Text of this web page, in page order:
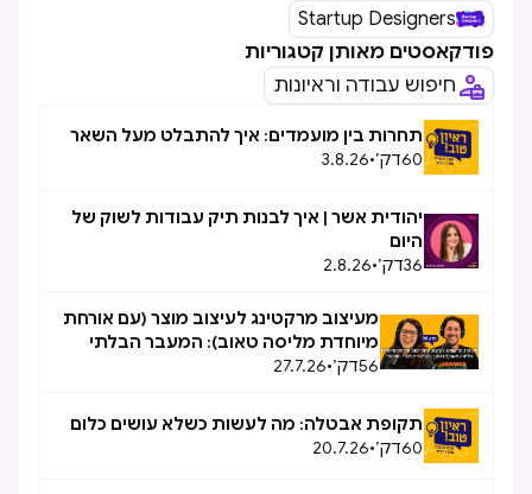
Startup Designers
פודקאסטים מאותן קטגוריות
חיפוש עבודה וראיונות
תחרות בין מועמדים: איך להתבלט מעל השאר
60דק׳•
3.8.26
יהודית אשר | איך לבנות תיק עבודות לשוק של
היום
36דק׳•
2.8.26
מעיצוב מרקטינג לעיצוב מוצר (עם אורחת
מיוחדת מליסה טאוב): המעבר הבלתי
אפשרי, אפשרי
56דק׳•
27.7.26
תקופת אבטלה: מה לעשות כשלא עושים כלום
60דק׳•
20.7.26